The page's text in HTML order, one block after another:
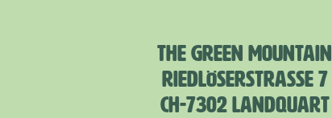
THE GREEN MOUNTAIN
RIEDLÖSERSTRASSE 7
CH-7302 LANDQUART